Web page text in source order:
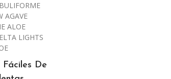
AGAVE
ALOE
LIGHTS
Fáciles De